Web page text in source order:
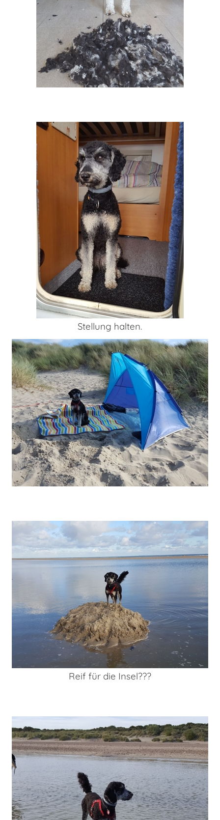
Stellung halten.
Reif für die Insel???